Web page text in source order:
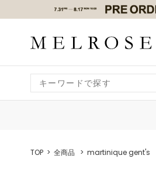
TOP 全商品 martinique gent's